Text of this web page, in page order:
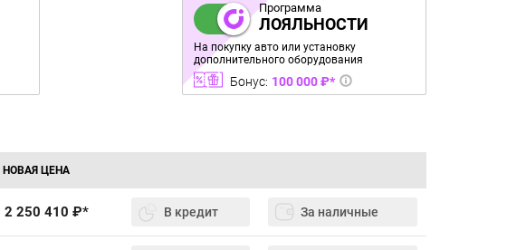
Программа
ЛОЯЛЬНОСТИ
На покупку авто или установку
дополнительного оборудования
Бонус: 100 000 ₽*
НОВАЯ ЦЕНА
2 250 410 ₽* В кредит За наличные